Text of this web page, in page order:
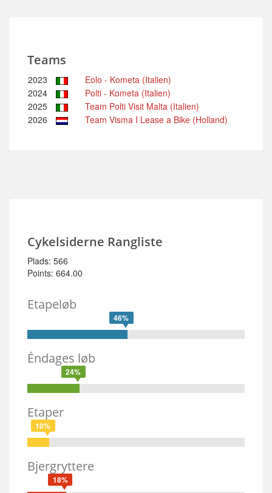
Teams
2023
Eolo - Kometa (Italien)
2024
Polti - Kometa (Italien)
2025
Team Polti Visit Malta (Italien)
2026
Team Visma I Lease a Bike (Holland)
Cykelsiderne Rangliste
Plads: 566
Points: 664.00
Etapeløb
46%
Éndages løb
24%
Etaper
10%
Bjergryttere
18%